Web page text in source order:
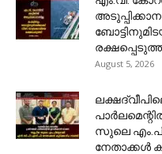
August 5, 2026
സുലെ
നേതാക്കൾ